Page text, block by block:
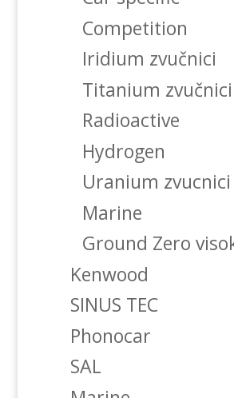
Competition
Iridium zvučnici
Titanium zvučnici
Radioactive
Hydrogen
Uranium zvucnici
Marine
Ground Zero
Kenwood
SINUS TEC
Phonocar
SAL